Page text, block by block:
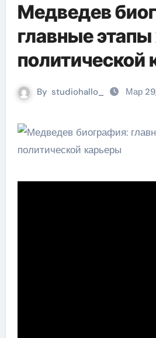
Медведев
главные
политической
By studiohallo_ Мар